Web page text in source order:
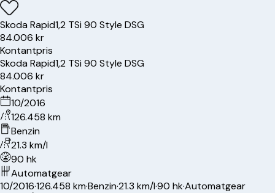
SkodaRapid1,2 TSi 90 Style DSG
84.006 kr
Kontantpris
SkodaRapid1,2 TSi 90 Style DSG
84.006 kr
Kontantpris
10/2016
126.458 km
Benzin
21.3 km/l
90 hk
Automatgear
10/2016·126.458 km·Benzin·21.3 km/l·90 hk·Automatgear